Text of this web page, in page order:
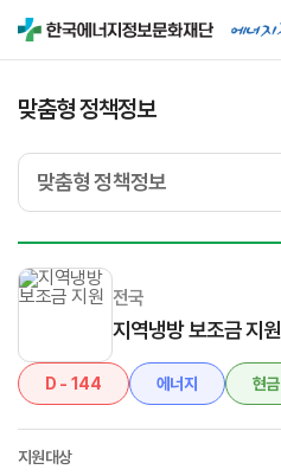
맞춤형 정책정보
맞춤형 정책정보
전국
지역냉방 보조금 지원
D - 144 에너지 현금
지원대상